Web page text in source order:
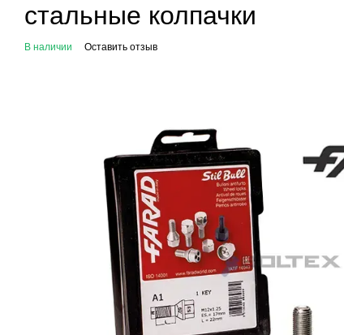
стальные колпачки
В наличии Оставить отзыв